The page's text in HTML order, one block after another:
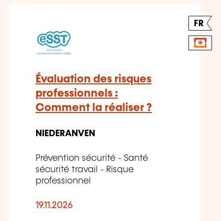
FR
Évaluation des risques
professionnels :
Comment la réaliser ?
NIEDERANVEN
Prévention sécurité - Santé
sécurité travail - Risque
professionnel
19.11.2026